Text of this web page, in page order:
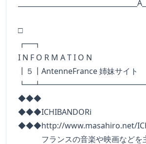
□
I N F O R M A T I O N
┃５┃AntenneFrance 姉妹サイト
◆◆◆
◆◆◆ICHIBANDORi
◆◆◆http://www.masahiro.net/
フランスの音楽や映画などを